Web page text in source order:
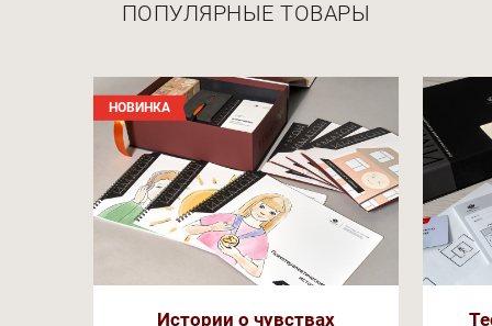
ПОПУЛЯРНЫЕ ТОВАРЫ
НОВИНКА
Истории о чувствах